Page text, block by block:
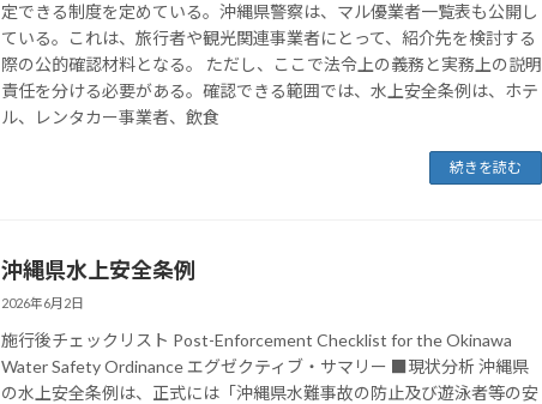
定できる制度を定めている。沖縄県警察は、マル優業者一覧表も公開し
ている。これは、旅行者や観光関連事業者にとって、紹介先を検討する
際の公的確認材料となる。 ただし、ここで法令上の義務と実務上の説明
責任を分ける必要がある。確認できる範囲では、水上安全条例は、ホテ
ル、レンタカー事業者、飲食
続きを読む
沖縄県水上安全条例
2026年6月2日
施行後チェックリスト Post-Enforcement Checklist for the Okinawa
Water Safety Ordinance エグゼクティブ・サマリー ■現状分析 沖縄県
の水上安全条例は、正式には「沖縄県水難事故の防止及び遊泳者等の安